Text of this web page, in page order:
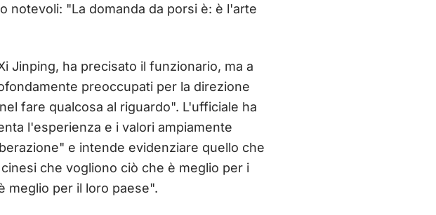
notevoli: "La domanda da porsi è: è l'arte
Jinping, ha precisato il funzionario, ma a
preoccupati per la direzione
fare qualcosa al riguardo". L'ufficiale ha
l'esperienza e i valori ampiamente
e intende evidenziare quello che
che vogliono ciò che è meglio per i
meglio per il loro paese".